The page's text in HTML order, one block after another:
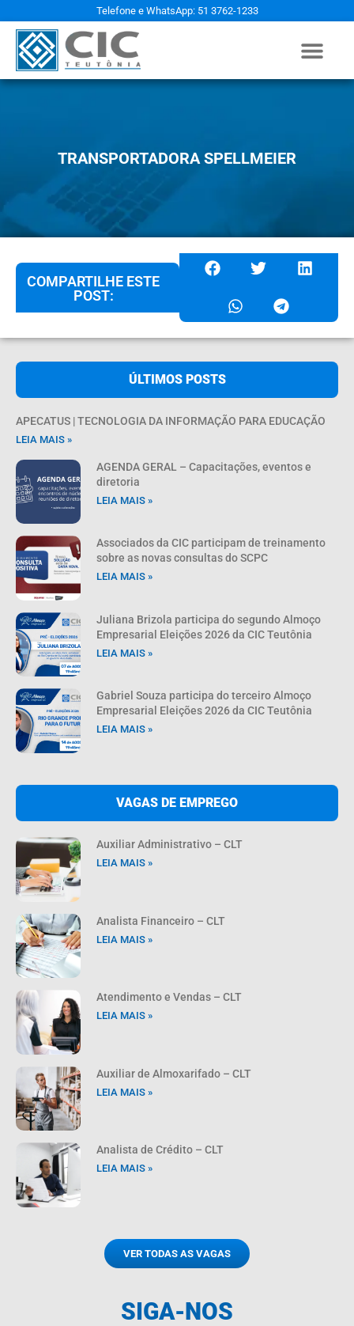
Telefone e WhatsApp: 51 3762-1233
TRANSPORTADORA SPELLMEIER
COMPARTILHE ESTE
POST:
ÚLTIMOS POSTS
APECATUS | TECNOLOGIA DA INFORMAÇÃO PARA EDUCAÇÃO
LEIA MAIS »
AGENDA GERAL – Capacitações, eventos e
diretoria
LEIA MAIS »
Associados da CIC participam de treinamento
sobre as novas consultas do SCPC
LEIA MAIS »
Juliana Brizola participa do segundo Almoço
Empresarial Eleições 2026 da CIC Teutônia
LEIA MAIS »
Gabriel Souza participa do terceiro Almoço
Empresarial Eleições 2026 da CIC Teutônia
LEIA MAIS »
VAGAS DE EMPREGO
Auxiliar Administrativo – CLT
LEIA MAIS »
Analista Financeiro – CLT
LEIA MAIS »
Atendimento e Vendas – CLT
LEIA MAIS »
Auxiliar de Almoxarifado – CLT
LEIA MAIS »
Analista de Crédito – CLT
LEIA MAIS »
VER TODAS AS VAGAS
SIGA-NOS